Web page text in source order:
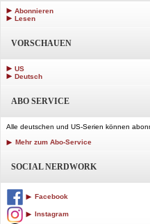
Abonnieren
Lesen
VORSCHAUEN
US
Deutsch
ABO SERVICE
Alle deutschen und US-Serien können
Mehr zum Abo-Service
SOCIAL NERDWORK
Facebook
Instagram